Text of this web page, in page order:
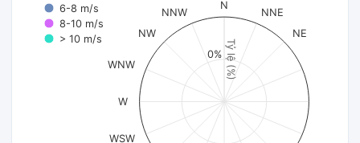
Tỷ lệ (%)
6-8 m/s
8-10 m/s
> 10 m/s
N
NNE
NE
WSW
W
WNW
NW
NNW
0%